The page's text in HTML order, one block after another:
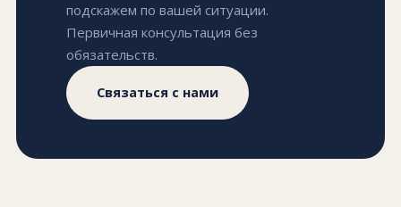
подскажем по вашей ситуации.
Первичная консультация без
обязательств.
Связаться с нами